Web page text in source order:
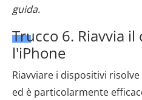
guida.
Trucco 6. Riavvia
l'iPhone
Riavviare i dispositivi
ed è particolarmente